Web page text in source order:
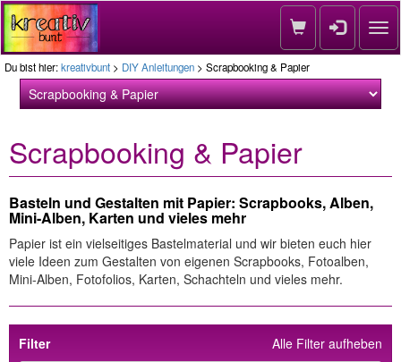
Du bist hier:kreativbunt > DIY Anleitungen > Scrapbooking & Papier
Scrapbooking & Papier
Basteln und Gestalten mit Papier: Scrapbooks, Alben,
Mini-Alben, Karten und vieles mehr
Papier ist ein vielseitiges Bastelmaterial und wir bieten euch hier
viele Ideen zum Gestalten von eigenen Scrapbooks, Fotoalben,
Mini-Alben, Fotofolios, Karten, Schachteln und vieles mehr.
Alle Filter aufheben
Filter